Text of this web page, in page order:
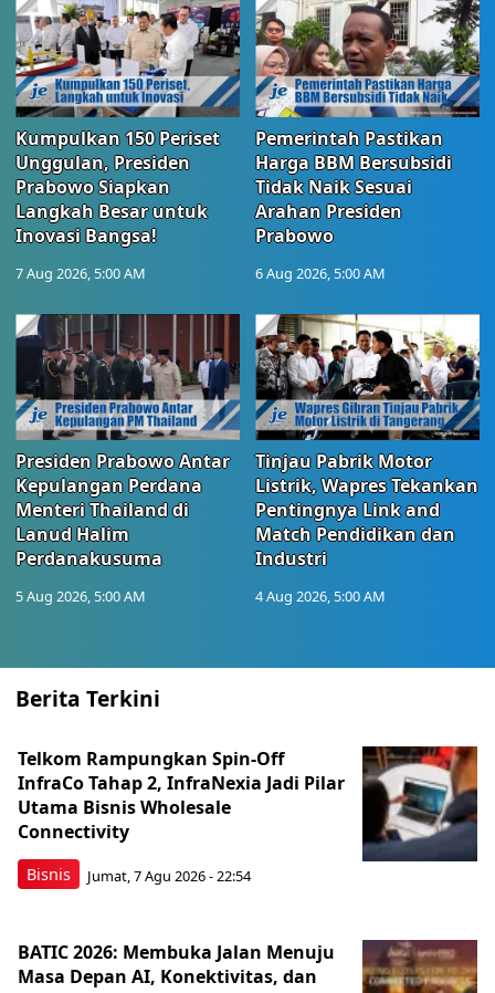
Kumpulkan 150 Periset
Unggulan, Presiden
Prabowo Siapkan
Langkah Besar untuk
Inovasi Bangsa!
7 Aug 2026, 5:00 AM
Pemerintah Pastikan
Harga BBM Bersubsidi
Tidak Naik Sesuai
Arahan Presiden
Prabowo
6 Aug 2026, 5:00 AM
Presiden Prabowo Antar
Kepulangan Perdana
Menteri Thailand di
Lanud Halim
Perdanakusuma
5 Aug 2026, 5:00 AM
Tinjau Pabrik Motor
Listrik, Wapres Tekankan
Pentingnya Link and
Match Pendidikan dan
Industri
4 Aug 2026, 5:00 AM
Berita Terkini
Bisnis
Telkom Rampungkan Spin-Off
InfraCo Tahap 2, InfraNexia Jadi Pilar
Utama Bisnis Wholesale
Connectivity
Jumat, 7 Agu 2026 - 22:54
BATIC 2026: Membuka Jalan Menuju
Masa Depan AI, Konektivitas, dan